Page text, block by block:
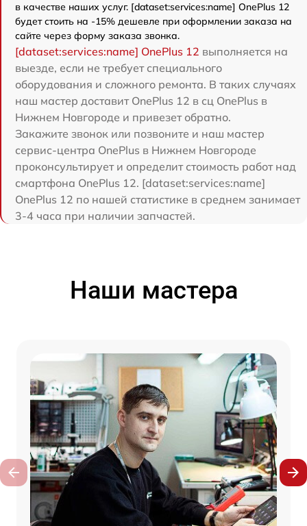
в качестве наших услуг. [dataset:services:name] OnePlus 12
будет стоить на -15% дешевле при оформлении заказа на
сайте через форму заказа звонка.
[dataset:services:name] OnePlus 12 выполняется на
выезде, если не требует специального
оборудования и сложного ремонта. В таких случаях
наш мастер доставит OnePlus 12 в сц OnePlus в
Нижнем Новгороде и привезет обратно.
Закажите звонок или позвоните и наш мастер
сервис-центра OnePlus в Нижнем Новгороде
проконсультирует и определит стоимость работ над
смартфона OnePlus 12. [dataset:services:name]
OnePlus 12 по нашей статистике в среднем занимает
3-4 часа при наличии запчастей.
Наши мастера